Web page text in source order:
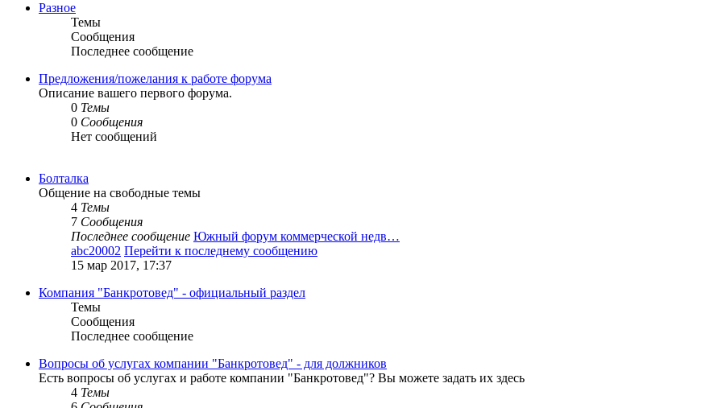
Разное
Темы
Сообщения
Последнее сообщение
Предложения/пожелания к работе форума
Описание вашего первого форума.
0 Темы
0 Сообщения
Нет сообщений
Болталка
Общение на свободные темы
4 Темы
7 Сообщения
Последнее сообщение Южный форум коммерческой недв…
abc20002 Перейти к последнему сообщению
15 мар 2017, 17:37
Компания "Банкротовед" - официальный раздел
Темы
Сообщения
Последнее сообщение
Вопросы об услугах компании "Банкротовед" - для должников
Есть вопросы об услугах и работе компании "Банкротовед"? Вы можете задать их здесь
4 Темы